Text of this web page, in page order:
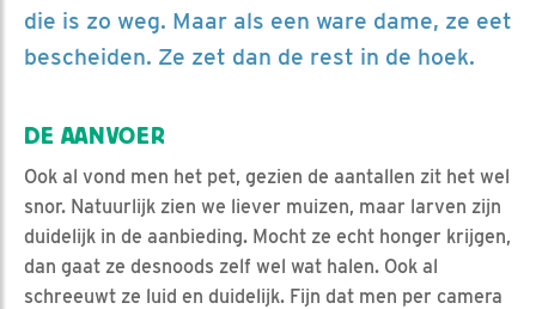
die is zo weg. Maar als een ware dame, ze eet
bescheiden. Ze zet dan de rest in de hoek.
DE AANVOER
Ook al vond men het pet, gezien de aantallen zit het wel
snor. Natuurlijk zien we liever muizen, maar larven zijn
duidelijk in de aanbieding. Mocht ze echt honger krijgen,
dan gaat ze desnoods zelf wel wat halen. Ook al
schreeuwt ze luid en duidelijk. Fijn dat men per camera